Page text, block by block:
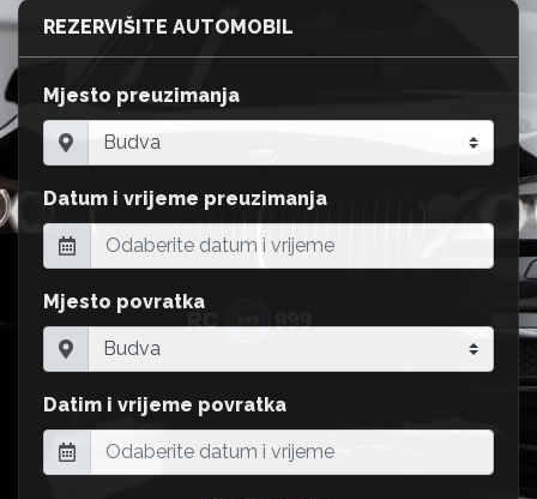
REZERVIŠITE AUTOMOBIL
Mjesto preuzimanja
Datum i vrijeme preuzimanja
Mjesto povratka
Datim i vrijeme povratka